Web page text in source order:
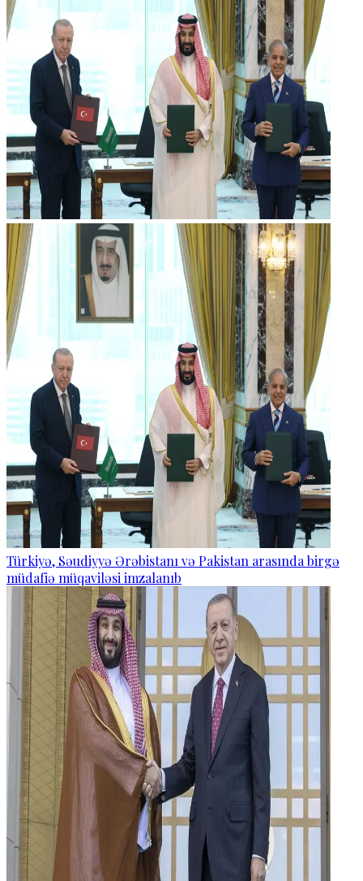
Türkiyə, Səudiyyə Ərəbistanı və Pakistan arasında birgə
müdafiə müqaviləsi imzalanıb